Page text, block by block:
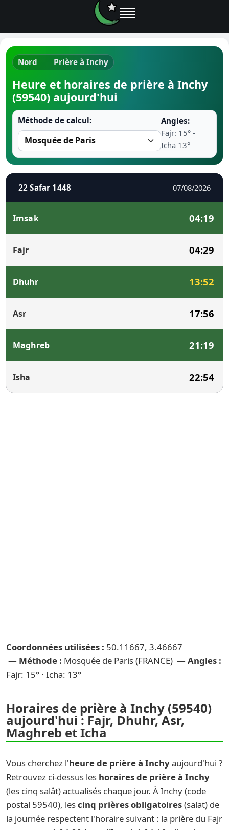
Horaires
Ramadan
Comment
Nord Prière à Inchy
Heure et horaires de prière à Inchy
(59540) aujourd'hui
Méthode de calcul:
Angles:
Fajr: 15° -
Icha 13°
22 Safar 1448 07/08/2026
Imsak 04:19
Fajr 04:29
Dhuhr 13:52
Asr 17:56
Maghreb 21:19
Isha 22:54
Coordonnées utilisées : 50.11667, 3.46667
— Méthode : Mosquée de Paris (FRANCE) — Angles :
Fajr: 15° · Icha: 13°
Horaires de prière à Inchy (59540)
aujourd'hui : Fajr, Dhuhr, Asr,
Maghreb et Icha
Vous cherchez l'heure de prière à Inchyaujourd'hui ?
Retrouvez ci-dessus les horaires de prière à Inchy
(les cinq salât) actualisés chaque jour. À Inchy (code
postal 59540), lescinq prières obligatoires(salat) de
la journée respectent l'horaire suivant : la prière du Fajr